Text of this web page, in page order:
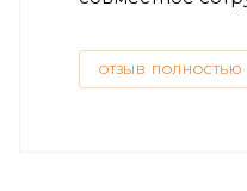
ОТЗЫВ ПОЛНОСТЬЮ